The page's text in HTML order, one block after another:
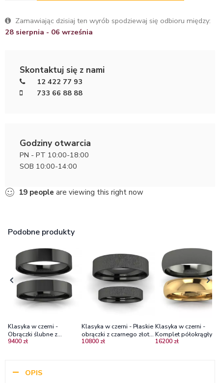
Zamawiając dzisiaj ten wyrób spodziewaj się odbioru między:
28 sierpnia - 06 września
Skontaktuj się z nami
12 422 77 93
733 66 88 88
Godziny otwarcia
PN - PT 10:00-18:00
SOB 10:00-14:00
19 people are viewing this right now
Podobne produkty
Klasyka w czerni -
Obrączki ślubne z
czarnego złota, 3mm,
9400 zł
Klasyka w czerni - Płaskie
obrączki z czarnego złota,
mat w poprzek 6mm
10800 zł
Klasyka w czerni -
Komplet półokrągłych
obrączek ślubnych z
16200 zł
OPIS